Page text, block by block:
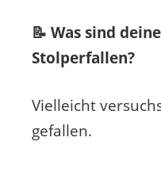
📝 Was sind
Stolperfallen?
Vielleicht
gefallen.